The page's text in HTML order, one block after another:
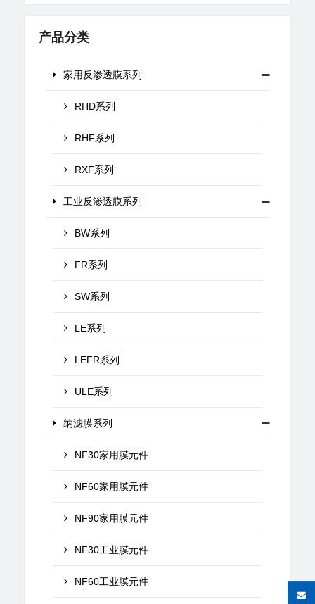
产品分类
家用反渗透膜系列
RHD系列
RHF系列
RXF系列
工业反渗透膜系列
BW系列
FR系列
SW系列
LE系列
LEFR系列
ULE系列
纳滤膜系列
NF30家用膜元件
NF60家用膜元件
NF90家用膜元件
NF30工业膜元件
NF60工业膜元件